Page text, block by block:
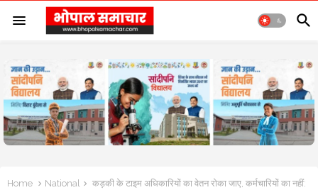
Home National
कड़की के टाइम अधिकारियों का वेतन रोका जाए, कर्मचारियों का नहीं: